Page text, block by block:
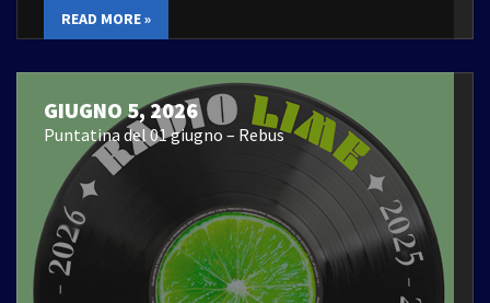
READ MORE »
GIUGNO 5, 2026
Puntatina del 01 giugno – Rebus